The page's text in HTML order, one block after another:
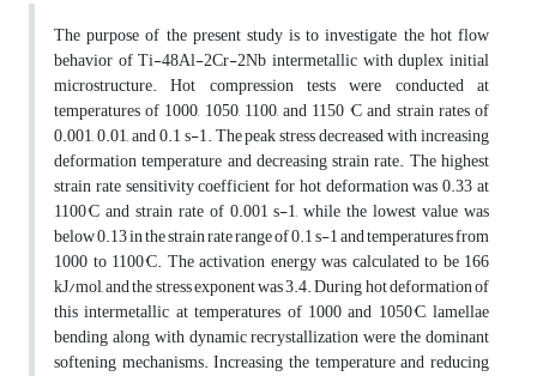
The purpose of the present study is to investigate the hot flow
behavior of Ti-48Al-2Cr-2Nb intermetallic with duplex initial
microstructure. Hot compression tests were conducted at
temperatures of 1000, 1050, 1100, and 1150 °C and strain rates of
0.001, 0.01, and 0.1 s-1. The peak stress decreased with increasing
deformation temperature and decreasing strain rate. The highest
strain rate sensitivity coefficient for hot deformation was 0.33 at
1100°C and strain rate of 0.001 s-1, while the lowest value was
below 0.13 in the strain rate range of 0.1 s-1 and temperatures from
1000 to 1100°C. The activation energy was calculated to be 166
kJ/mol, and the stress exponent was 3.4. During hot deformation of
this intermetallic at temperatures of 1000 and 1050°C, lamellae
bending along with dynamic recrystallization were the dominant
softening mechanisms. Increasing the temperature and reducing